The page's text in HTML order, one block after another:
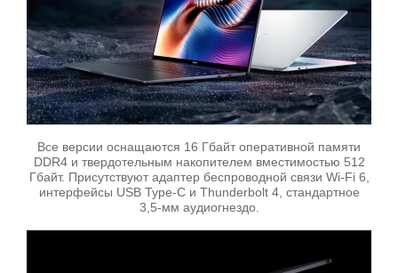
Все версии оснащаются 16 Гбайт оперативной памяти
DDR4 и твердотельным накопителем вместимостью 512
Гбайт. Присутствуют адаптер беспроводной связи Wi-Fi 6,
интерфейсы USB Type-C и Thunderbolt 4, стандартное
3,5-мм аудиогнездо.